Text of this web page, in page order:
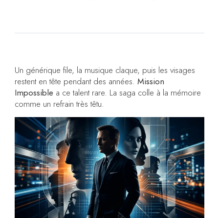
Un générique file, la musique claque, puis les visages
restent en tête pendant des années. Mission
Impossible a ce talent rare. La saga colle à la mémoire
comme un refrain très têtu.